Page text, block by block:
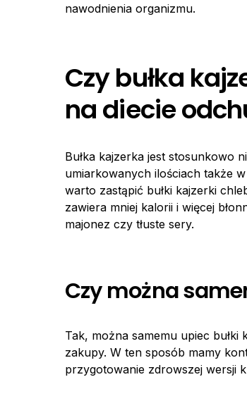
nawodnienia organizmu.
Czy bułka
na diecie
Bułka kajzerka jest stosunkowo
umiarkowanych ilościach także
warto zastąpić bułki kajzerki
zawiera mniej kalorii i więcej
majonez czy tłuste sery.
Czy można
Tak, można samemu upiec
zakupy. W ten sposób mamy
przygotowanie zdrowszej wersji